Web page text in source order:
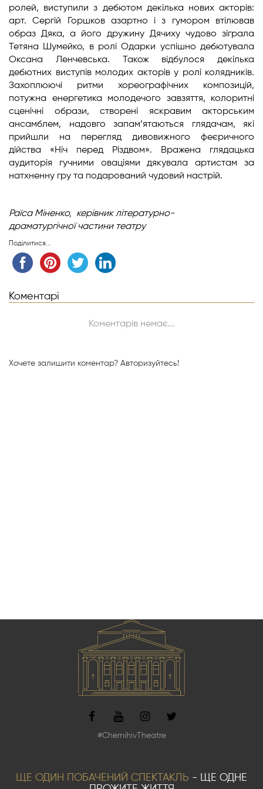
ролей, виступили з дебютом декілька нових акторів:
арт. Сергій Горшков азартно і з гумором втілював
образ Дяка, а його дружину Дячиху чудово зіграла
Тетяна Шумейко, в ролі Одарки успішно дебютувала
Оксана Ленчевська. Також відбулося декілька
дебютних виступів молодих акторів у ролі колядників.
Захоплюючі ритми хореографічних композицій,
потужна енергетика молодечого завзяття, колоритні
сценічні образи, створені яскравим акторським
ансамблем, надовго запам’ятаються глядачам, які
прийшли на перегляд дивовижного феєричного
дійства «Ніч перед Різдвом». Вражена глядацька
аудиторія гучними оваціями дякувала артистам за
натхненну гру та подарований чудовий настрій.
Раїса Міненко, керівник літературно-
драматургічноїчастини театру
Поділитися...
Коментарі
Коментарів немає...
Хочете залишити коментар? Авторизуйтесь!
#ChernihivTheatre
ЩЕ ОДИН ПОБАЧЕНИЙ СПЕКТАКЛЬ - ЩЕ ОДНЕ